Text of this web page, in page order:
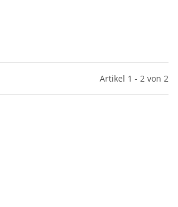
Artikel 1 - 2 von 2